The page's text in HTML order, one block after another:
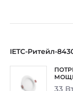
IETC-Ритейл-
33